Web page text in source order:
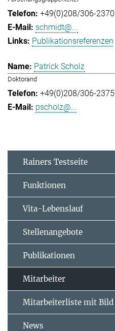
+49(0)208/306-2370
schmidt@...
Publikationsreferenzen
Patrick Scholz
Doktorand
+49(0)208/306-2375
pscholz@...
Rainers Testseite
Funktionen
Vita-Lebenslauf
Stellenangebote
Publikationen
Mitarbeiter
Mitarbeiterliste mit Bild
News